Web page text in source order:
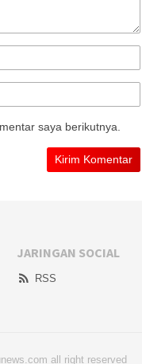
saya berikutnya.
JARINGAN SOCIAL
RSS
all right reserved